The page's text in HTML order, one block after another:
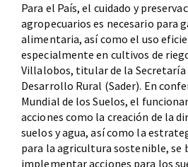
Para el País, el cuidado y
agropecuarios es necesario para
alimentaria, así como el uso
especialmente en cultivos de
Villalobos, titular de la Secretaría
Desarrollo Rural (Sader). En
Mundial de los Suelos, el
acciones como la creación de la
suelos y agua, así como la
para la agricultura sostenible, se
implementar acciones para los